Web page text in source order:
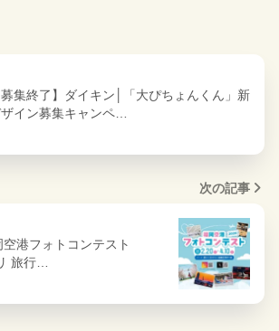
募集終了】ダイキン│「大ぴちょんくん」新
イン募集キャンペ…
次の記事
空港フォトコンテスト
旅行…